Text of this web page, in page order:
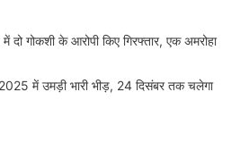
दो गोकशी के आरोपी किए गिरफ्तार, एक अमरोहा
में उमड़ी भारी भीड़, 24 दिसंबर तक चलेगा